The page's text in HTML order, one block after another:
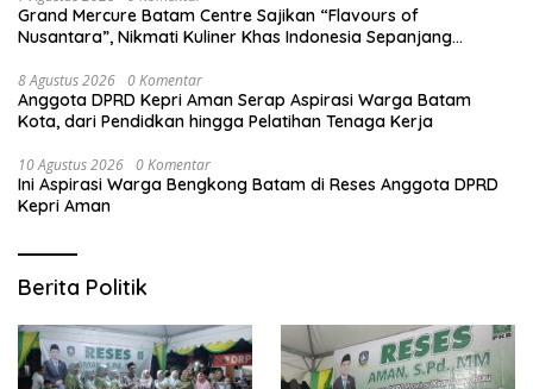
Grand Mercure Batam Centre Sajikan “Flavours of
Nusantara”, Nikmati Kuliner Khas Indonesia Sepanjang
8 Agustus 2026 0 Komentar
Anggota DPRD Kepri Aman Serap Aspirasi Warga Batam
Kota, dari Pendidkan hingga Pelatihan Tenaga Kerja
10 Agustus 2026 0 Komentar
Ini Aspirasi Warga Bengkong Batam di Reses Anggota DPRD
Kepri Aman
Berita Politik